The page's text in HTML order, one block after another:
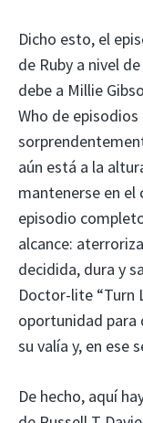
Dicho esto, el
de Ruby a nivel
debe a Millie
Who de
aún está a la
mantenerse en el
episodio
alcance:
decidida, dura y
Doctor-lite “Turn
oportunidad para
su valía y, en ese
De hecho, aquí